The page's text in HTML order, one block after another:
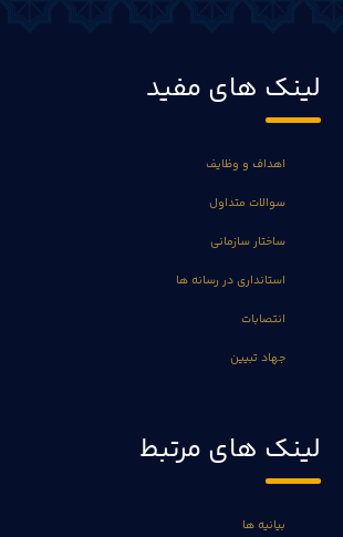
لینک های مفید
اهداف و وظایف
سوالات متداول
ساختار سازمانی
استانداری در رسانه ها
انتصابات
جهاد تبیین
لینک های مرتبط
بیانیه ها